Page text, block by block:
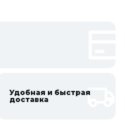
в нашем магазине
на дороге. У нас вы
Удобная и быстрая
доставка